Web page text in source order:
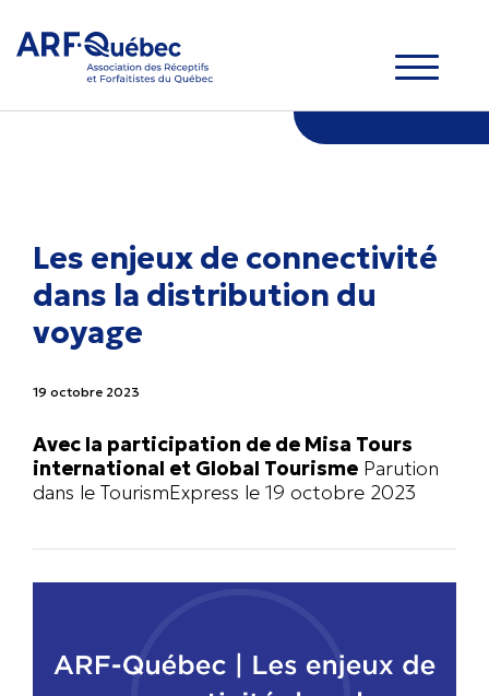
Les enjeux de connectivité
dans la distribution du
voyage
19 octobre 2023
Avec la participation de de Misa Tours
international et Global Tourisme Parution
dans le TourismExpress le 19 octobre 2023